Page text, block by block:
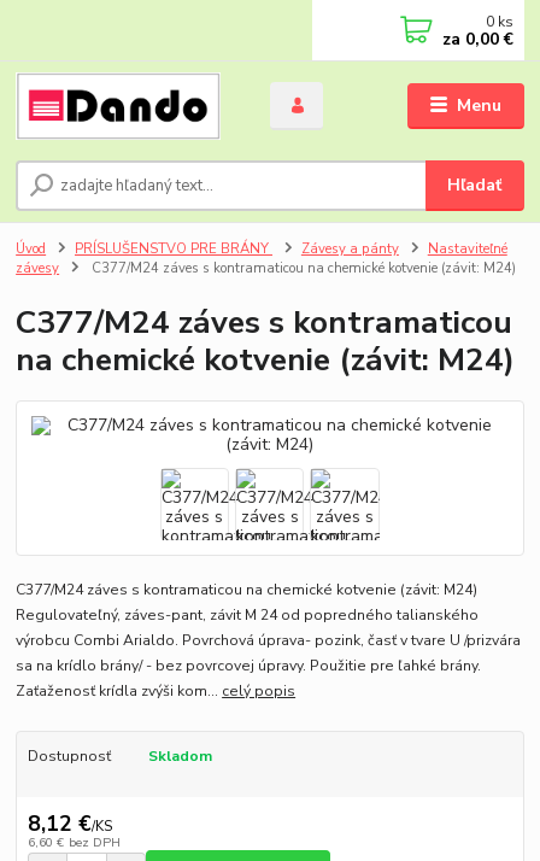
Menu
Hľadať
0 ks
za 0,00 €
Úvod PRÍSLUŠENSTVO PRE BRÁNY Závesy a pánty
Nastaviteľné
závesy
C377/M24 záves s kontramaticou na chemické kotvenie (závit: M24)
C377/M24 záves s kontramaticou
na chemické kotvenie (závit: M24)
C377/M24 záves s kontramaticou na chemické kotvenie (závit: M24)
Regulovateľný, záves-pant, závit M 24 od popredného talianského
výrobcu Combi Arialdo. Povrchová úprava- pozink, časť v tvare U /prizvára
sa na krídlo brány/ - bez povrcovej úpravy. Použitie pre ľahké brány.
Zaťaženosť krídla zvýši kom... celý popis
Dostupnosť Skladom
8,12 €/KS
6,60 € bez DPH